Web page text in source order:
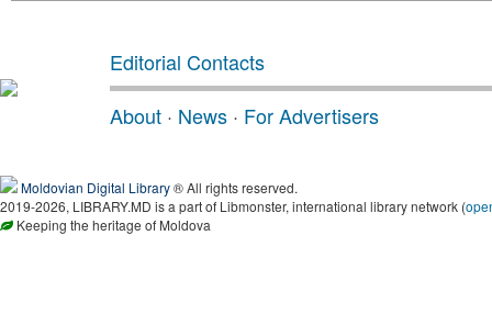
Editorial Contacts
About · News · For Advertisers
Moldovian Digital Library® All rights reserved.
2019-2026, LIBRARY.MD is a part of Libmonster, international library network (
Keeping the heritage of Moldova